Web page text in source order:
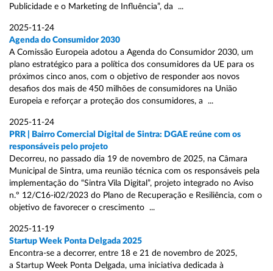
Publicidade e o Marketing de Influência”, da ...
2025-11-24
Agenda do Consumidor 2030
A Comissão Europeia adotou a Agenda do Consumidor 2030, um
plano estratégico para a política dos consumidores da UE para os
próximos cinco anos, com o objetivo de responder aos novos
desafios dos mais de 450 milhões de consumidores na União
Europeia e reforçar a proteção dos consumidores, a ...
2025-11-24
PRR | Bairro Comercial Digital de Sintra: DGAE reúne com os
responsáveis pelo projeto
Decorreu, no passado dia 19 de novembro de 2025, na Câmara
Municipal de Sintra, uma reunião técnica com os responsáveis pela
implementação do “Sintra Vila Digital”, projeto integrado no Aviso
n.º 12/C16-i02/2023 do Plano de Recuperação e Resiliência, com o
objetivo de favorecer o crescimento ...
2025-11-19
Startup Week Ponta Delgada 2025
Encontra-se a decorrer, entre 18 e 21 de novembro de 2025,
a Startup Week Ponta Delgada, uma iniciativa dedicada à